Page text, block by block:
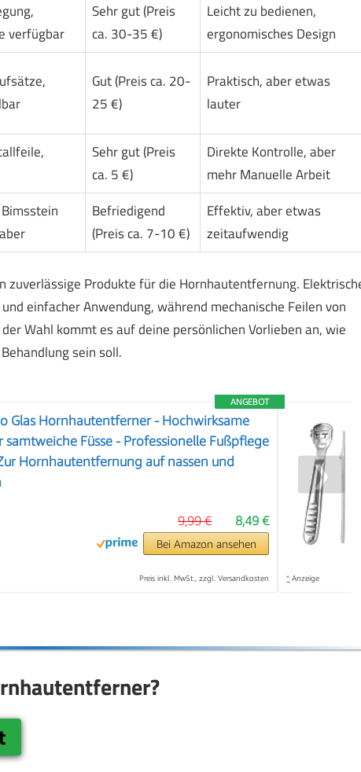
verfügbar
Sehr gut (Preis
ca. 30-35 €)
Leicht zu bedienen,
ergonomisches Design
Gut (Preis ca. 20-
25 €)
Praktisch, aber etwas
lauter
Sehr gut (Preis
ca. 5 €)
Direkte Kontrolle, aber
mehr Manuelle Arbeit
Befriedigend
(Preis ca. 7-10 €)
Effektiv, aber etwas
zeitaufwendig
Produkte für die Hornhautentfernung.
einfacher Anwendung, während mechanische Feilen von
Wahl kommt es auf deine persönlichen Vorlieben an, wie
sein soll.
ANGEBOT
Glas Hornhautentferner - Hochwirksame
Füsse - Professionelle Fußpflege
Hornhautentfernung auf nassen und
8,49 €
9,99 €
Bei Amazon ansehen
Preis inkl. MwSt., zzgl. Versandkosten * Anzeige
❯